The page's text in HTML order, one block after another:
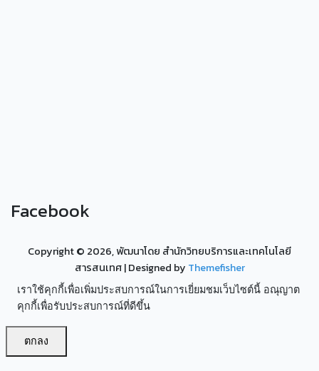
Facebook
Copyright © 2026, พัฒนาโดย สำนักวิทยบริการและเทคโนโลยี
สารสนเทศ| Designed by Themefisher
เราใช้คุกกี้เพื่อเพิ่มประสบการณ์ในการเยี่ยมชมเว็บไซต์นี้ อณุญาต
คุกกี้เพื่อรับประสบการณ์ที่ดีขึ้น
ตกลง